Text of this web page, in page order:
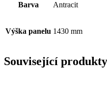
Barva Antracit
Výška panelu 1430 mm
Související produkty